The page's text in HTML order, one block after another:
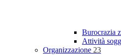
Burocrazia
Attività
Organizzazione 23